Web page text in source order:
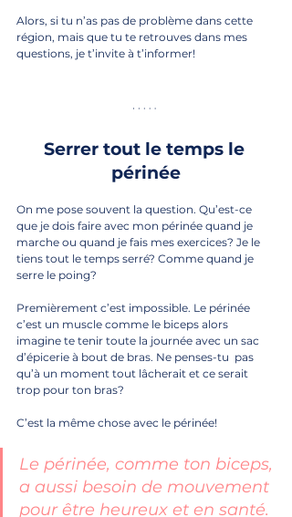
Alors, si tu n’as pas de problème dans cette
région, mais que tu te retrouves dans mes
questions, je t’invite à t’informer!
Serrer tout le temps le
périnée
On me pose souvent la question. Qu’est-ce
que je dois faire avec mon périnée quand je
marche ou quand je fais mes exercices? Je le
tiens tout le temps serré? Comme quand je
serre le poing?
Premièrement c’est impossible. Le périnée
c’est un muscle comme le biceps alors
imagine te tenir toute la journée avec un sac
d’épicerie à bout de bras. Ne penses-tu  pas
qu’à un moment tout lâcherait et ce serait
trop pour ton bras?
C’est la même chose avec le périnée!
Le périnée, comme ton biceps,
a aussi besoin de mouvement
pour être heureux et en santé.